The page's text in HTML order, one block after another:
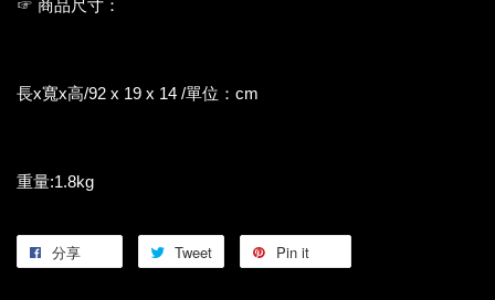
☞ 商品尺寸：
長x寬x高/92 x 19 x 14 /單位：cm
重量:1.8kg
分享 Tweet Pin it